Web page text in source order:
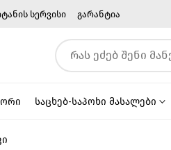
სერვისი გარანტია
საცხებ-საპოხი მასალები